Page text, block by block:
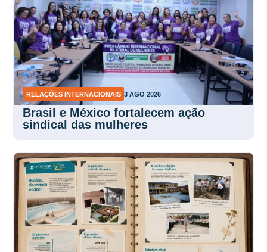
RELAÇÕES INTERNACIONAIS 3 AGO 2026
Brasil e México fortalecem ação
sindical das mulheres